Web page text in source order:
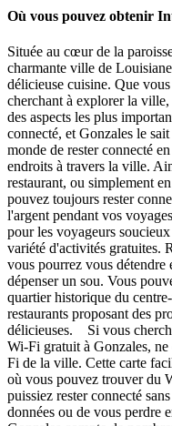
Où vous pouvez obtenir
Située au cœur de la
charmante ville de
délicieuse cuisine. Que
cherchant à explorer la
des aspects les plus
connecté, et Gonzales le
monde de rester connecté
endroits à travers la ville.
restaurant, ou simplement
pouvez toujours rester
l'argent pendant vos
pour les voyageurs
variété d'activités gratuites.
vous pourrez vous
dépenser un sou. Vous
quartier historique du
restaurants proposant des
délicieuses. Si vous
Wi-Fi gratuit à Gonzales,
Fi de la ville. Cette carte
où vous pouvez trouver du
puissiez rester connecté
données ou de vous